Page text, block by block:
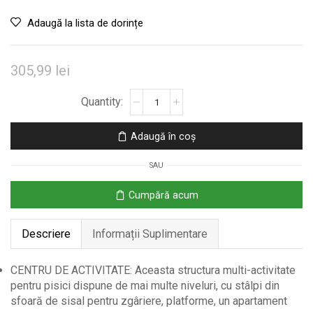
Adaugă la lista de dorințe
305,99 lei
Multi-
Activitate
Pisici
cu
Minge
Bej
Adaugă în coș
SAU
Cumpără acum
Descriere Informații Suplimentare
CENTRU DE ACTIVITATE: Aceasta structura multi-activitate
pentru pisici dispune de mai multe niveluri, cu stâlpi din
sfoară de sisal pentru zgâriere, platforme, un apartament